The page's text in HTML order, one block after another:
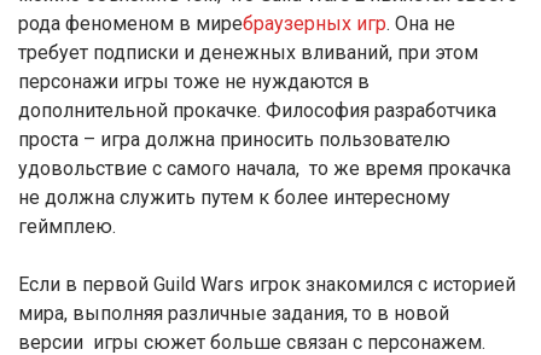
рода феноменом в миребраузерных игр. Она не
требует подписки и денежных вливаний, при этом
персонажи игры тоже не нуждаются в
дополнительной прокачке. Философия разработчика
проста – игра должна приносить пользователю
удовольствие с самого начала, то же время прокачка
не должна служить путем к более интересному
геймплею.
Если в первой Guild Wars игрок знакомился с историей
мира, выполняя различные задания, то в новой
версии игры сюжет больше связан с персонажем.